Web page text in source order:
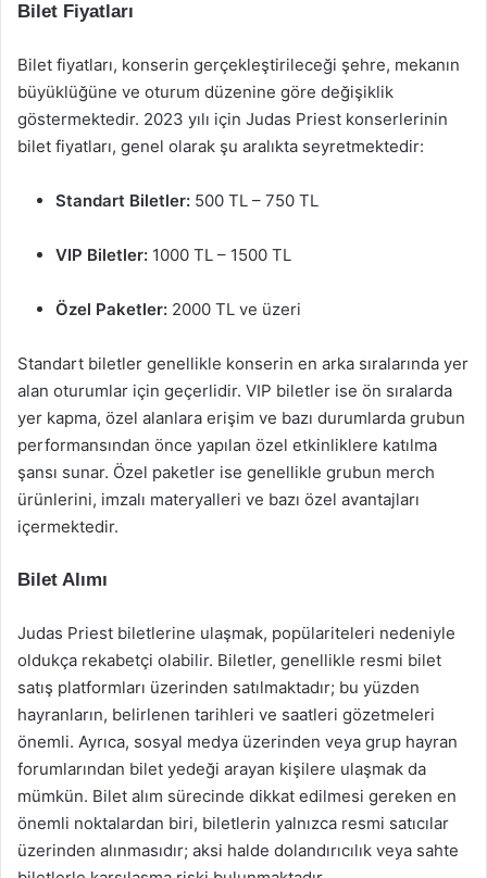
Bilet Fiyatları
Bilet fiyatları, konserin gerçekleştirileceği şehre, mekanın
büyüklüğüne ve oturum düzenine göre değişiklik
göstermektedir. 2023 yılı için Judas Priest konserlerinin
bilet fiyatları, genel olarak şu aralıkta seyretmektedir:
Standart Biletler: 500 TL – 750 TL
VIP Biletler: 1000 TL – 1500 TL
Özel Paketler: 2000 TL ve üzeri
Standart biletler genellikle konserin en arka sıralarında yer
alan oturumlar için geçerlidir. VIP biletler ise ön sıralarda
yer kapma, özel alanlara erişim ve bazı durumlarda grubun
performansından önce yapılan özel etkinliklere katılma
şansı sunar. Özel paketler ise genellikle grubun merch
ürünlerini, imzalı materyalleri ve bazı özel avantajları
içermektedir.
Bilet Alımı
Judas Priest biletlerine ulaşmak, popülariteleri nedeniyle
oldukça rekabetçi olabilir. Biletler, genellikle resmi bilet
satış platformları üzerinden satılmaktadır; bu yüzden
hayranların, belirlenen tarihleri ve saatleri gözetmeleri
önemli. Ayrıca, sosyal medya üzerinden veya grup hayran
forumlarından bilet yedeği arayan kişilere ulaşmak da
mümkün. Bilet alım sürecinde dikkat edilmesi gereken en
önemli noktalardan biri, biletlerin yalnızca resmi satıcılar
üzerinden alınmasıdır; aksi halde dolandırıcılık veya sahte